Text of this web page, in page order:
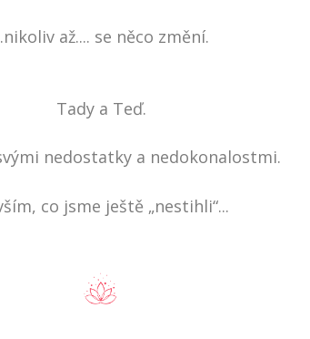
až.... se něco změní.
Tady a Teď.
nedostatky a nedokonalostmi.
co jsme ještě „nestihli“...